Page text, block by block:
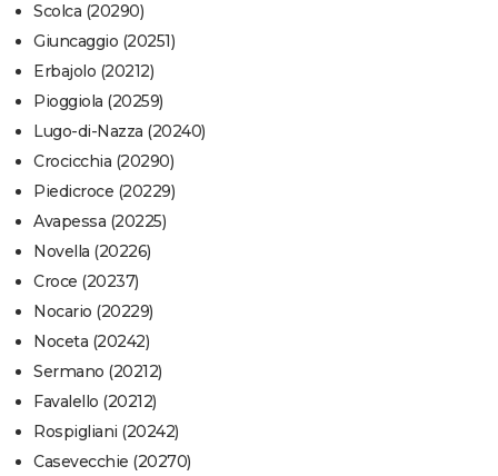
Scolca (20290)
Giuncaggio (20251)
Erbajolo (20212)
Pioggiola (20259)
Lugo-di-Nazza (20240)
Crocicchia (20290)
Piedicroce (20229)
Avapessa (20225)
Novella (20226)
Croce (20237)
Nocario (20229)
Noceta (20242)
Sermano (20212)
Favalello (20212)
Rospigliani (20242)
Casevecchie (20270)